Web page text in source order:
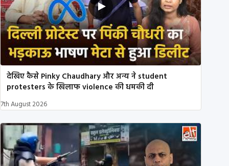
देखिए कैसे Pinky Chaudhary और अन्य ने student
protesters के खिलाफ violence की धमकी दी
7th August 2026